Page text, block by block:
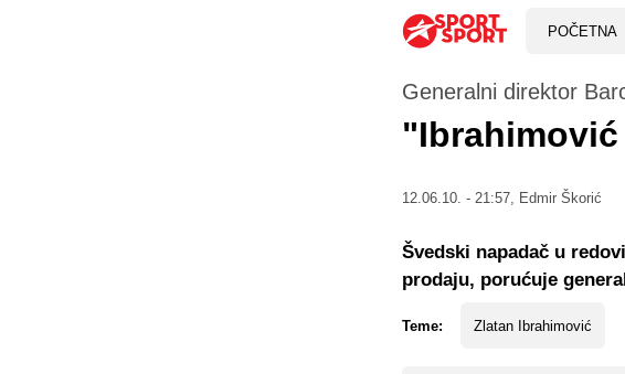
POČETNA
Generalni direktor
12.06.10. - 21:57, Edmir Škorić
Teme: Zlatan Ibrahimović
Švedski napadač u
prodaju, porućuje